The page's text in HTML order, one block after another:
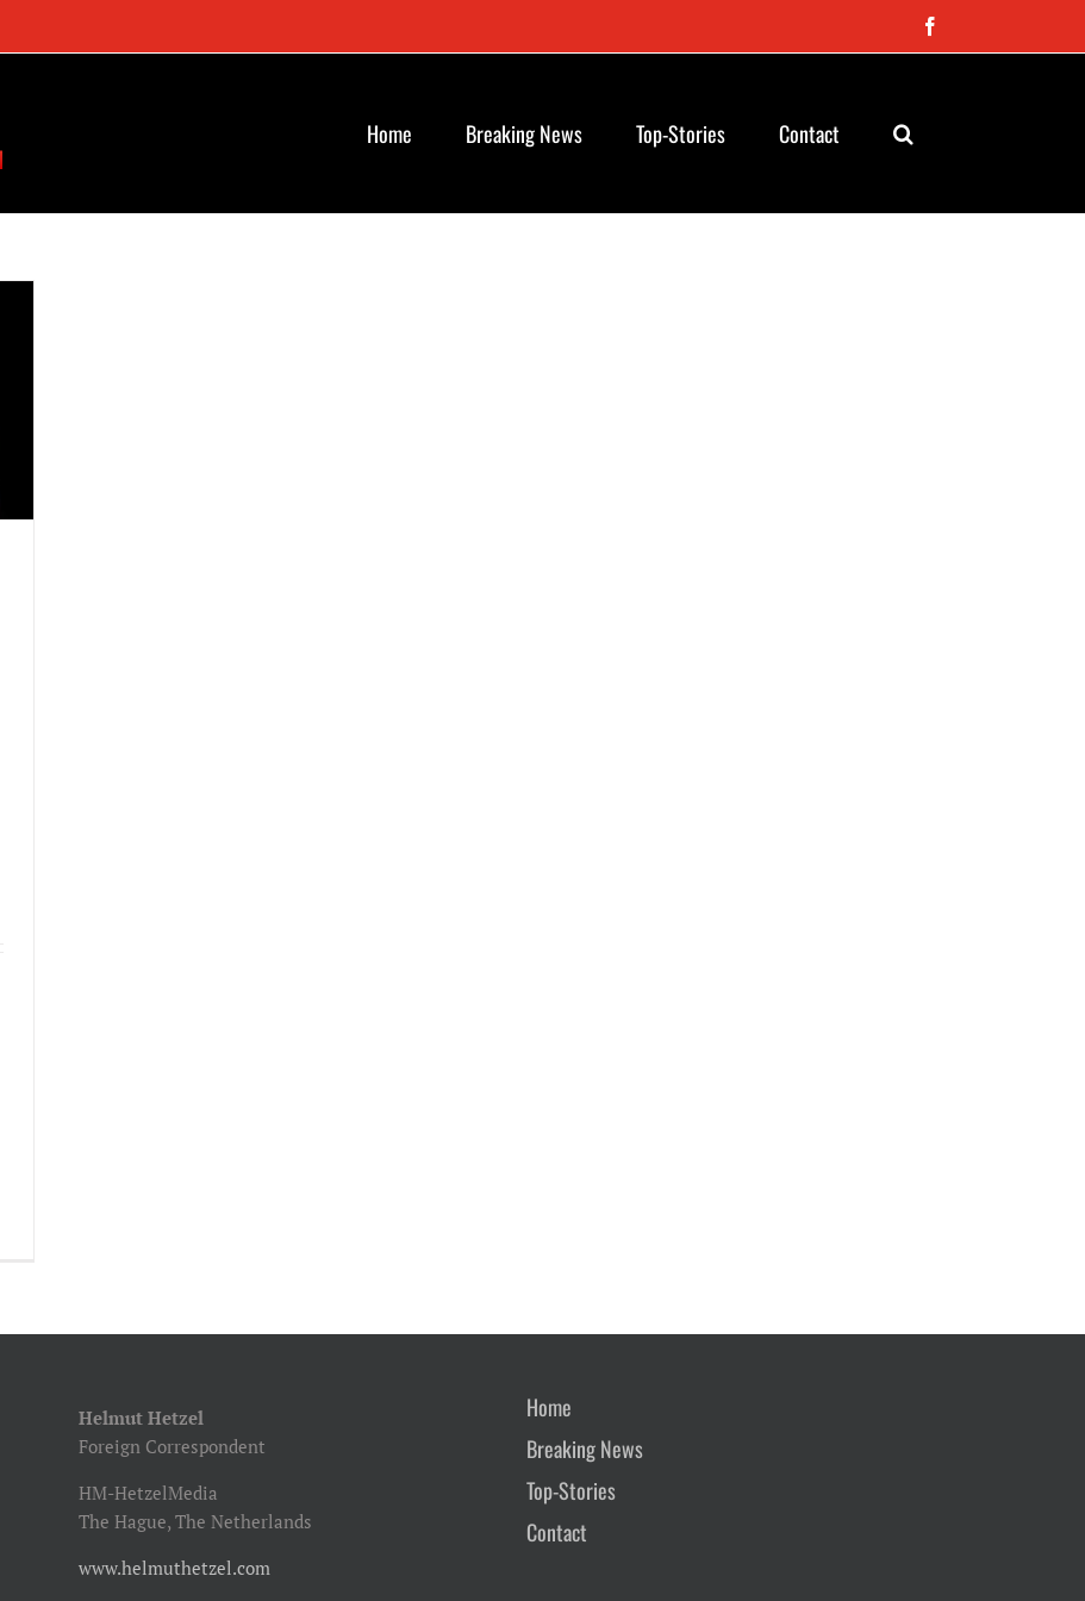
Home Breaking News Top-Stories Contact
Helmut Hetzel
Foreign Correspondent
HM-HetzelMedia
The Hague, The Netherlands
www.helmuthetzel.com
Home
Breaking News
Top-Stories
Contact